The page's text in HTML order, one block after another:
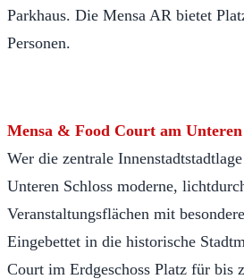
Parkhaus. Die Mensa AR bietet
Personen.
Mensa & Food Court am
Wer die zentrale
Unteren Schloss moderne,
Veranstaltungsflächen mit
Eingebettet in die historische
Court im Erdgeschoss Platz für bis